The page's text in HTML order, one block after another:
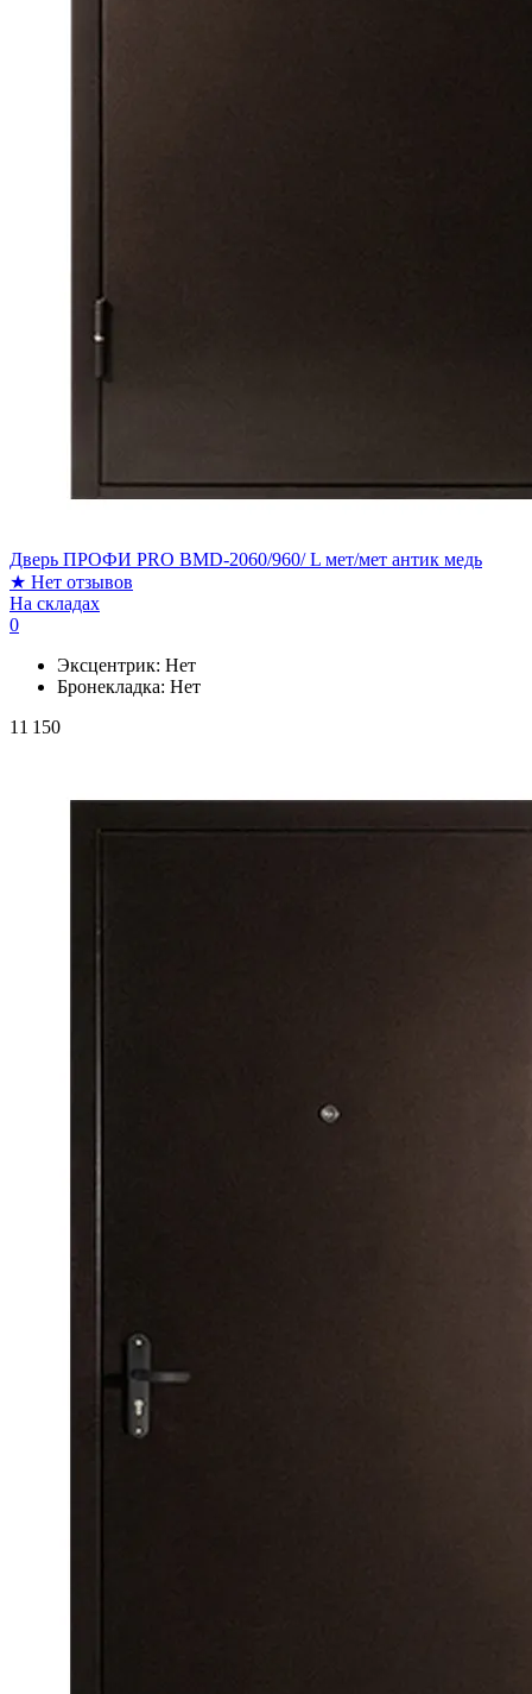
Дверь ПРОФИ PRO BMD-2060/960/ L мет/мет антик медь
★ Нет отзывов
На складах
0
Эксцентрик: Нет
Бронекладка: Нет
11 150